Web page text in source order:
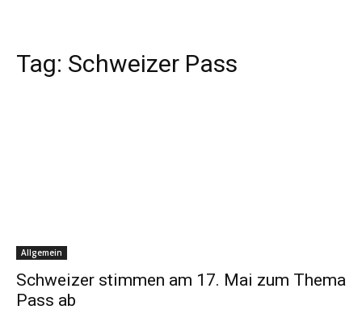
Tag: Schweizer Pass
Allgemein
Schweizer stimmen am 17. Mai zum Thema
Pass ab